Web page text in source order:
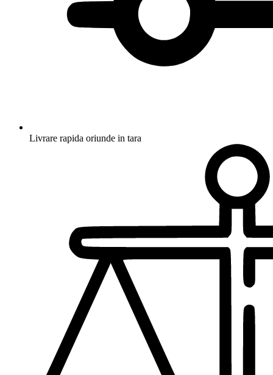
Livrare rapida oriunde in tara